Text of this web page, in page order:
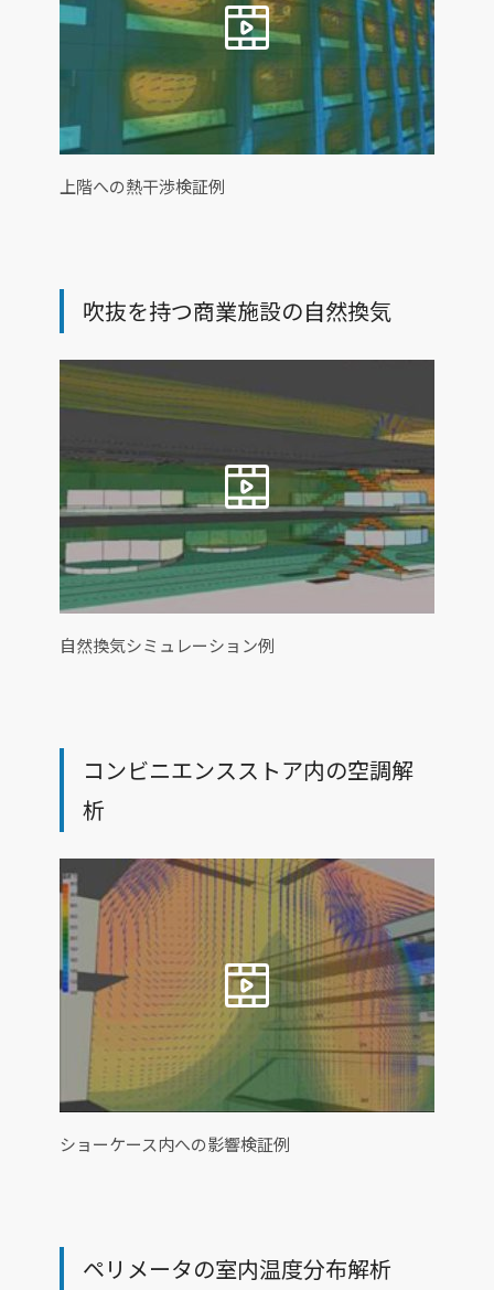
上階への熱干渉検証例
吹抜を持つ商業施設の自然換気
自然換気シミュレーション例
コンビニエンスストア内の空調解
析
ショーケース内への影響検証例
ペリメータの室内温度分布解析